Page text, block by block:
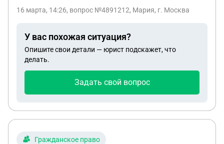
консультационные услуги. Где указана оплата
факту за полученный кредит 50% . Так же к
договору предлагаются расценки на что были
затрачены деньги заказчика, проверки И так
в банке ему отказали в кредите. Сейчас требует с
что ему на это ответить ?
16 марта, 14:26, вопрос №4891212, Мария, г. Москва
У вас похожая ситуация?
Опишите свои детали — юрист подскажет, что
делать.
Задать свой вопрос
Гражданское право